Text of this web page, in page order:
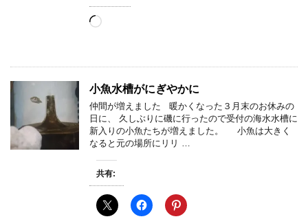
読
み
小魚水槽がにぎやかに
仲間が増えました 暖かくなった３月末のお休みの
日に、 久しぶりに磯に行ったので受付の海水水槽に
新入りの小魚たちが増えました。 小魚は大きく
なると元の場所にリリ …
共有: